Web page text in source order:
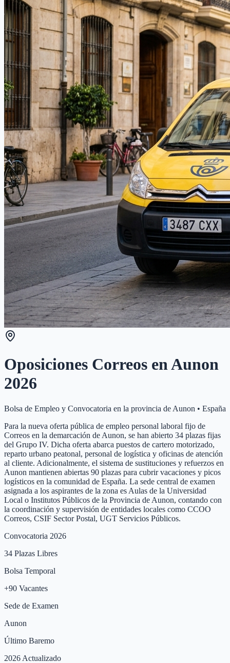
Oposiciones Correos enAunon
2026
Bolsa de Empleo y Convocatoria en la provincia de Aunon • España
Para la nueva oferta pública de empleo personal laboral fijo de
Correos en la demarcación de Aunon, se han abierto 34 plazas fijas
del Grupo IV. Dicha oferta abarca puestos de cartero motorizado,
reparto urbano peatonal, personal de logística y oficinas de atención
al cliente. Adicionalmente, el sistema de sustituciones y refuerzos en
Aunon mantienen abiertas 90 plazas para cubrir vacaciones y picos
logísticos en la comunidad de España. La sede central de examen
asignada a los aspirantes de la zona es Aulas de la Universidad
Local o Institutos Públicos de la Provincia de Aunon, contando con
la coordinación y supervisión de entidades locales como CCOO
Correos, CSIF Sector Postal, UGT Servicios Públicos.
Convocatoria 2026
34 Plazas Libres
Bolsa Temporal
+90 Vacantes
Sede de Examen
Aunon
Último Baremo
2026 Actualizado